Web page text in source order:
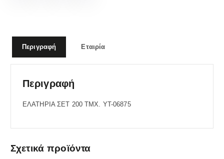
Περιγραφή Εταιρία
Περιγραφή
ΕΛΑΤΗΡΙΑ ΣΕΤ 200 TMX. YT-06875
Σχετικά προϊόντα